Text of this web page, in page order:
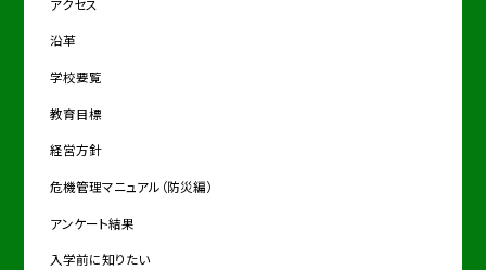
沿革
学校要覧
教育目標
経営方針
危機管理マニュアル（防災編）
アンケート結果
入学前に知りたい